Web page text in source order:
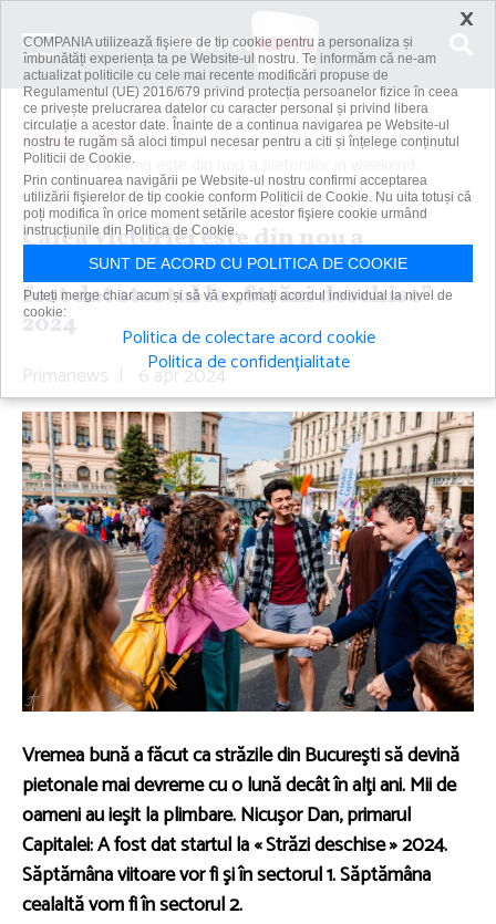
Acasă
Știri
Calea Victoriei este din nou a pietonilor în weekend.
Nicuşor Dan: A fost...
Calea Victoriei este din nou a
pietonilor în weekend. Nicuşor Dan: A
fost dat startul la „Străzi deschise”
2024
Primanews | 6 apr 2024
Vremea bună a făcut ca străzile din Bucureşti să devină
pietonale mai devreme cu o lună decât în alţi ani. Mii de
oameni au ieşit la plimbare. Nicuşor Dan, primarul
Capitalei: A fost dat startul la « Străzi deschise » 2024.
Săptămâna viitoare vor fi şi în sectorul 1. Săptămâna
cealaltă vom fi în sectorul 2.
×
COMPANIA utilizează fişiere de tip cookie pentru a personaliza și
îmbunătăți experiența ta pe Website-ul nostru. Te informăm că ne-am
actualizat politicile cu cele mai recente modificări propuse de
Regulamentul (UE) 2016/679 privind protecția persoanelor fizice în ceea
ce privește prelucrarea datelor cu caracter personal și privind libera
circulație a acestor date. Înainte de a continua navigarea pe Website-ul
nostru te rugăm să aloci timpul necesar pentru a citi și înțelege conținutul
Politicii de Cookie.
Prin continuarea navigării pe Website-ul nostru confirmi acceptarea
utilizării fişierelor de tip cookie conform Politicii de Cookie. Nu uita totuși că
poți modifica în orice moment setările acestor fişiere cookie urmând
instrucțiunile din Politica de Cookie.
SUNT DE ACORD CU POLITICA DE COOKIE
Puteți merge chiar acum și să vă exprimați acordul individual la nivel de
cookie:
Politica de colectare acord cookie
Politica de confidențialitate